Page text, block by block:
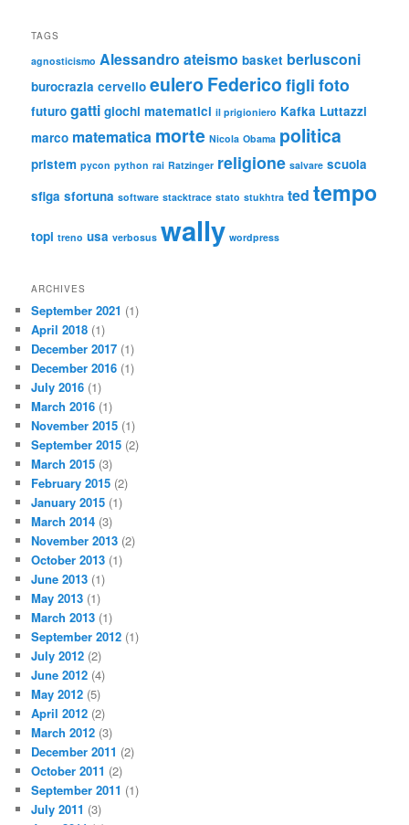
TAGS
agnosticismo Alessandro ateismo basket berlusconi
burocrazia cervello eulero Federico figli foto
futuro gatti giochi matematici il prigioniero Kafka Luttazzi
marco matematica morte Nicola Obama politica
pristem pycon python rai Ratzinger religione salvare scuola
sfiga sfortuna software stacktrace stato stukhtra ted tempo
topi treno usa verbosus wally wordpress
ARCHIVES
September 2021 (1)
April 2018 (1)
December 2017 (1)
December 2016 (1)
July 2016 (1)
March 2016 (1)
November 2015 (1)
September 2015 (2)
March 2015 (3)
February 2015 (2)
January 2015 (1)
March 2014 (3)
November 2013 (2)
October 2013 (1)
June 2013 (1)
May 2013 (1)
March 2013 (1)
September 2012 (1)
July 2012 (2)
June 2012 (4)
May 2012 (5)
April 2012 (2)
March 2012 (3)
December 2011 (2)
October 2011 (2)
September 2011 (1)
July 2011 (3)